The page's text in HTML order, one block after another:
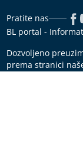
Pratite nas
BL portal -
Dozvoljeno
prema stranici